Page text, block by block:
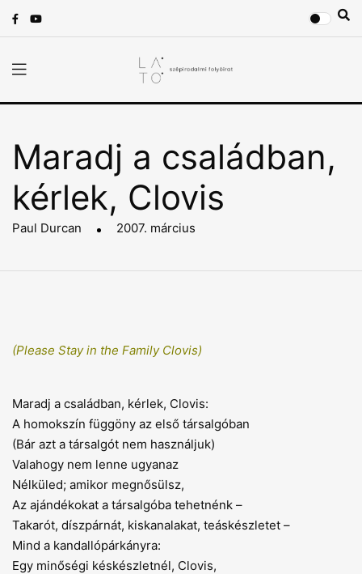
Maradj a családban,
kérlek, Clovis
Paul Durcan 2007. március
(Please Stay in the Family Clovis)
Maradj a családban, kérlek, Clovis:
A homokszín függöny az első társalgóban
(Bár azt a társalgót nem használjuk)
Valahogy nem lenne ugyanaz
Nélküled; amikor megnősülsz,
Az ajándékokat a társalgóba tehetnénk –
Takarót, díszpárnát, kiskanalakat, teáskészletet –
Mind a kandallópárkányra:
Egy minőségi késkészletnél, Clovis,